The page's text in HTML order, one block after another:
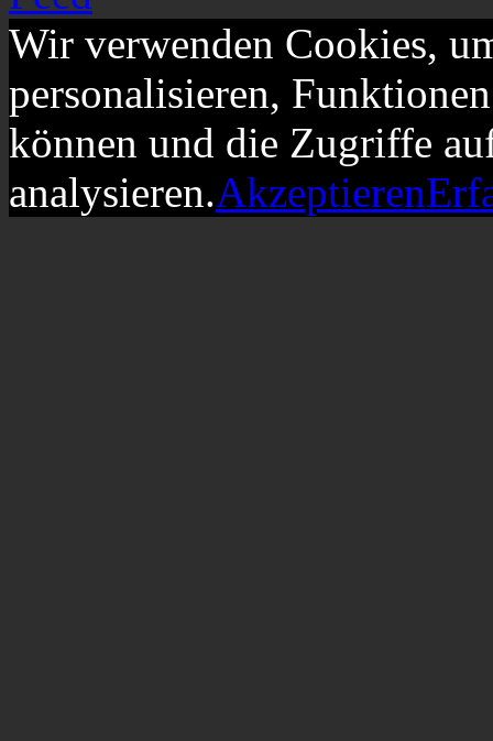
Wir verwenden Cookies,
personalisieren,
können und die Zugriffe
analysieren.Akzeptieren